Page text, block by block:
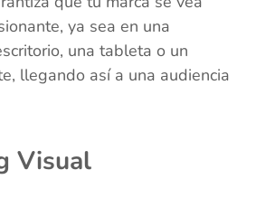
ya sea en una
una tableta o un
llegando así a una audiencia
Visual